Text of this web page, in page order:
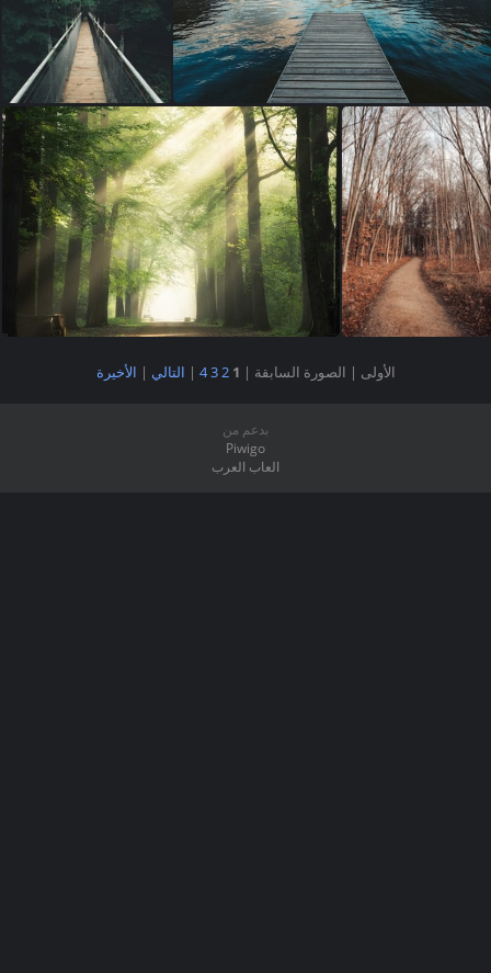
الأولى | الصورة السابقة | 1
2
3
4
| التالي | الأخيرة
بدعم من
Piwigo
العاب العرب